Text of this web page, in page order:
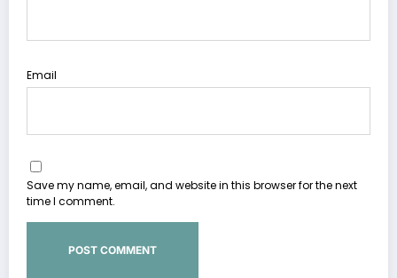
Email
Save my name, email, and website in this browser for the next
time I comment.